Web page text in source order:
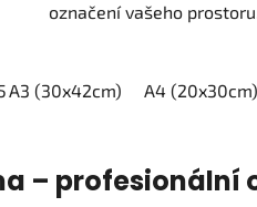
(15x21cm)
označení vašeho
A3 (30x42cm) A4 (20x30cm)
l
– profesionální